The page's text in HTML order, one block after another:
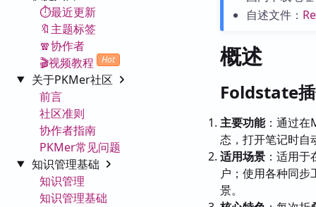
⏱️最近更新
🔖主题标签
🧣协作者
🎬视频教程
Hot
关于PKMer社区
前言
社区准则
协作者指南
PKMer常见问题
知识管理基础
知识管理
知识管理基础
自述文件：
概述
Foldstate
主要功能：通过在
态，打开笔记时自
适用场景 ：适用
户；使用各种同
景。